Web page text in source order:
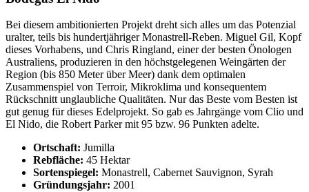
Bei diesem ambitionierten Projekt dreht sich alles um das Potenzial
uralter, teils bis hundertjähriger Monastrell-Reben. Miguel Gil, Kopf
dieses Vorhabens, und Chris Ringland, einer der besten Önologen
Australiens, produzieren in den höchstgelegenen Weingärten der
Region (bis 850 Meter über Meer) dank dem optimalen
Zusammenspiel von Terroir, Mikroklima und konsequentem
Rückschnitt unglaubliche Qualitäten. Nur das Beste vom Besten ist
gut genug für dieses Edelprojekt. So gab es Jahrgänge vom Clio und
El Nido, die Robert Parker mit 95 bzw. 96 Punkten adelte.
Ortschaft: Jumilla
Rebfläche: 45 Hektar
Sortenspiegel: Monastrell, Cabernet Sauvignon, Syrah
Gründungsjahr: 2001